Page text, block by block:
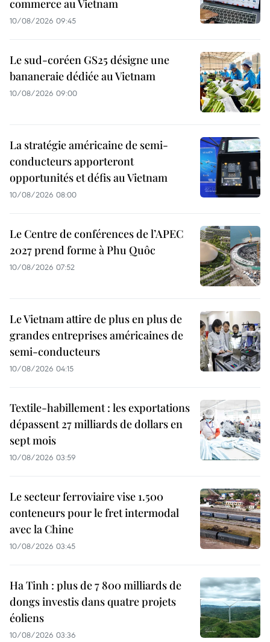
commerce au Vietnam
10/08/2026 09:45
Le sud-coréen GS25 désigne une
bananeraie dédiée au Vietnam
10/08/2026 09:00
La stratégie américaine de semi-
conducteurs apporteront
opportunités et défis au Vietnam
10/08/2026 08:00
Le Centre de conférences de l’APEC
2027 prend forme à Phu Quôc
10/08/2026 07:52
Le Vietnam attire de plus en plus de
grandes entreprises américaines de
semi-conducteurs
10/08/2026 04:15
Textile-habillement : les exportations
dépassent 27 milliards de dollars en
sept mois
10/08/2026 03:59
Le secteur ferroviaire vise 1.500
conteneurs pour le fret intermodal
avec la Chine
10/08/2026 03:45
Ha Tinh : plus de 7 800 milliards de
dongs investis dans quatre projets
éoliens
10/08/2026 03:36